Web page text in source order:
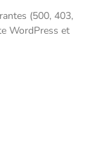
(500, 403,
WordPress et